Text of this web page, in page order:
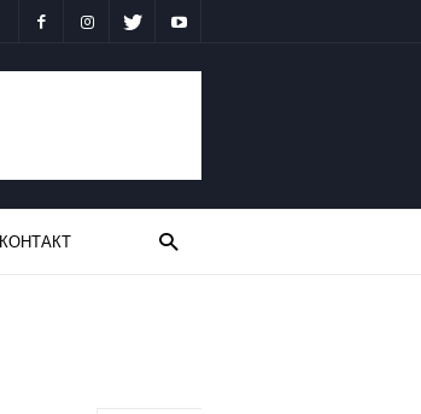
КОНТАКТ